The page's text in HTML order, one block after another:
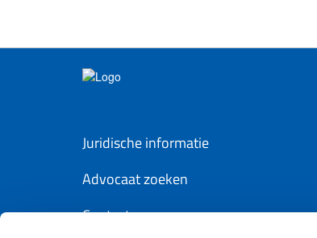
Juridische informatie
Advocaat zoeken
Contact